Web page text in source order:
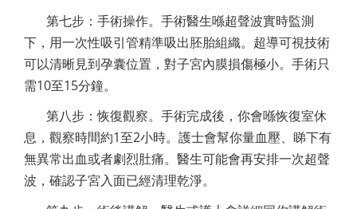
第七步：手術操作。手術醫生喺超聲波實時監測
下，用一次性吸引管精準吸出胚胎組織。超導可視技術
可以清晰見到孕囊位置，對子宮內膜損傷極小。手術只
需10至15分鐘。
第八步：恢復觀察。手術完成後，你會喺恢復室休
息，觀察時間約1至2小時。護士會幫你量血壓、睇下有
無異常出血或者劇烈肚痛。醫生可能會再安排一次超聲
波，確認子宮入面已經清理乾淨。